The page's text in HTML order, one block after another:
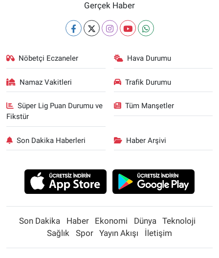
Gerçek Haber
Nöbetçi Eczaneler Hava Durumu
Namaz Vakitleri Trafik Durumu
Süper Lig Puan Durumu ve
Fikstür
Tüm Manşetler
Son Dakika Haberleri Haber Arşivi
Son Dakika Haber Ekonomi Dünya
Teknoloji
Sağlık
Spor Yayın Akışı İletişim